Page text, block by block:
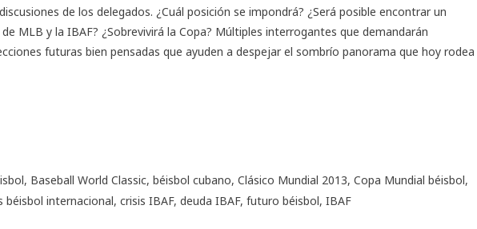
de los delegados. ¿Cuál posición se impondrá? ¿Será posible encontrar un
MLB y la IBAF? ¿Sobrevivirá la Copa? Múltiples interrogantes que demandarán
futuras bien pensadas que ayuden a despejar el sombrío panorama que hoy rodea
, Baseball World Classic, béisbol cubano, Clásico Mundial 2013, Copa Mundial béisbol,
béisbol internacional, crisis IBAF, deuda IBAF, futuro béisbol, IBAF